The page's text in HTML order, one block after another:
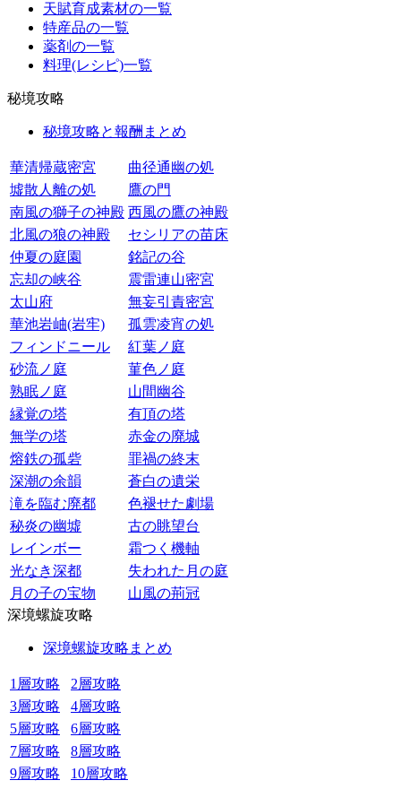
天賦育成素材の一覧
特産品の一覧
薬剤の一覧
料理(レシピ)一覧
秘境攻略
秘境攻略と報酬まとめ
華清帰蔵密宮
曲径通幽の処
墟散人離の処
鷹の門
南風の獅子の神殿 西風の鷹の神殿
北風の狼の神殿
セシリアの苗床
仲夏の庭園
銘記の谷
忘却の峡谷
震雷連山密宮
太山府
無妄引責密宮
華池岩岫(岩牢)
孤雲凌宵の処
フィンドニール
紅葉ノ庭
砂流ノ庭
菫色ノ庭
熟眠ノ庭
山間幽谷
縁覚の塔
有頂の塔
無学の塔
赤金の廃城
熔鉄の孤砦
罪禍の終末
深潮の余韻
蒼白の遺栄
滝を臨む廃都
色褪せた劇場
秘炎の幽墟
古の眺望台
レインボー
霜つく機軸
光なき深都
失われた月の庭
月の子の宝物
山風の荊冠
深境螺旋攻略
深境螺旋攻略まとめ
1層攻略
2層攻略
3層攻略
4層攻略
5層攻略
6層攻略
7層攻略
8層攻略
9層攻略
10層攻略